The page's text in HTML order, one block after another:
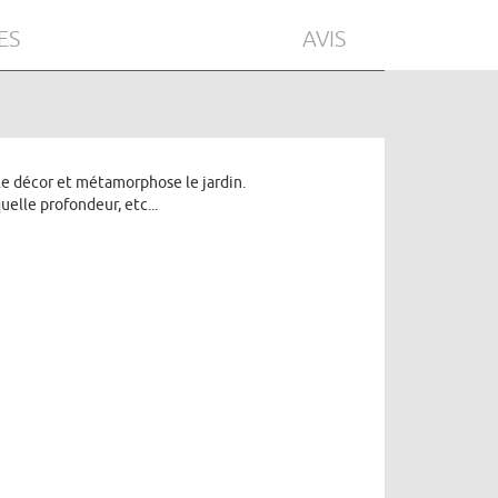
AVIS
décor et métamorphose le jardin.
profondeur, etc...